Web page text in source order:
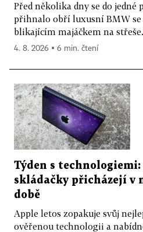
Před několika dny se do jedné
přihnalo obří luxusní BMW se
blikajícím majáčkem na
4. 8. 2026 ▪ 6 min. čtení
Týden s
skládačky přicházejí v
době
Apple letos zopakuje svůj
ověřenou technologii a